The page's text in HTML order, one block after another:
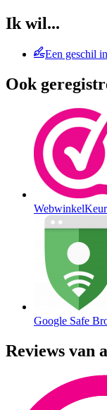
Ik wil...
Een geschil
Ook
WebwinkelKeur
Google Safe
Reviews van